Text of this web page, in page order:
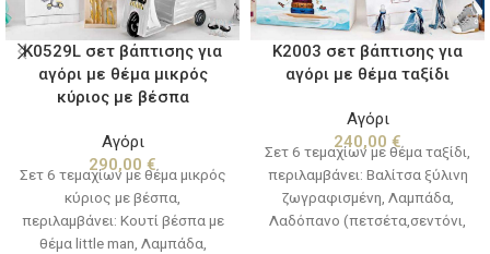
K0529L σετ βάπτισης για
αγόρι με θέμα μικρός
κύριος με βέσπα
Αγόρι
290,00 €
Σετ 6 τεμαχίων με θέμα μικρός
κύριος με βέσπα,
περιλαμβάνει: Κουτί βέσπα με
θέμα little man, Λαμπάδα,
K2003 σετ βάπτισης για
αγόρι με θέμα ταξίδι
Αγόρι
240,00 €
Σετ 6 τεμαχίων με θέμα ταξίδι,
περιλαμβάνει: Βαλίτσα ξύλινη
ζωγραφισμένη, Λαμπάδα,
Λαδόπανο (πετσέτα,σεντόνι,